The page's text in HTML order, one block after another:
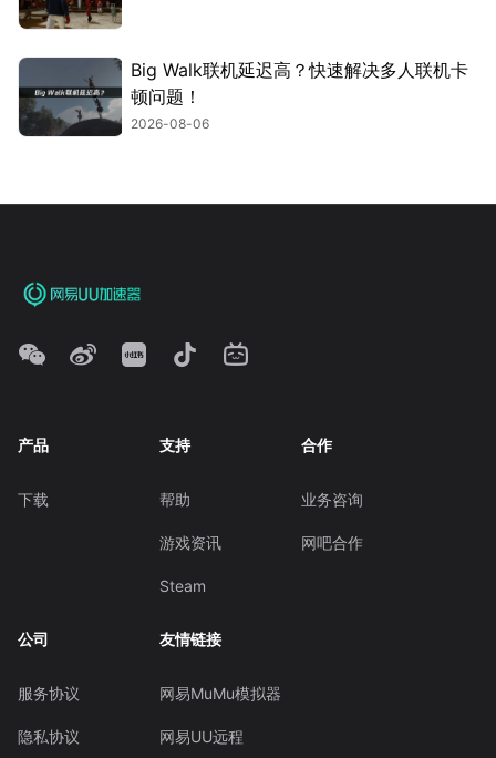
Big Walk联机延迟高？快速解决多人联机卡
顿问题！
2026-08-06
产品
下载
支持
帮助
游戏资讯
Steam
合作
业务咨询
网吧合作
公司
服务协议
隐私协议
友情链接
网易MuMu模拟器
网易UU远程